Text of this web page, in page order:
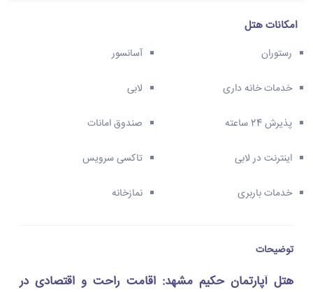
امکانات هتل
رستوران آسانسور
خدمات خانه داری لابی
پذیرش 24 ساعته صندوق امانات
اینترنت در لابی تاکسی سرویس
خدمات باربری نمازخانه
توضیحات
هتل آپارتمان حکیم مشهد: اقامت راحت و اقتصادی در